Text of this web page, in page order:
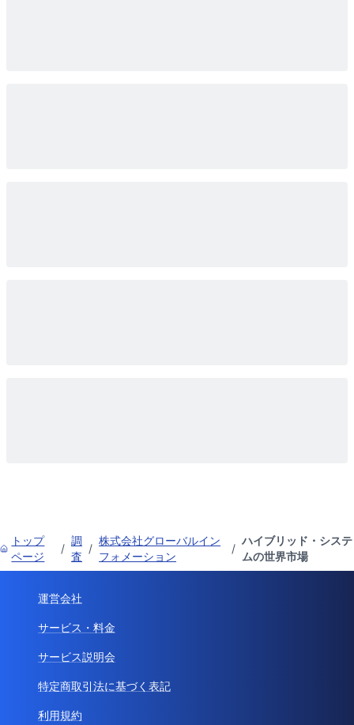
トップ
ページ
/
調
査
/
株式会社グローバルイン
フォメーション
/
ハイブリッド・システ
ムの世界市場
運営会社
サービス・料金
サービス説明会
特定商取引法に基づく表記
利用規約